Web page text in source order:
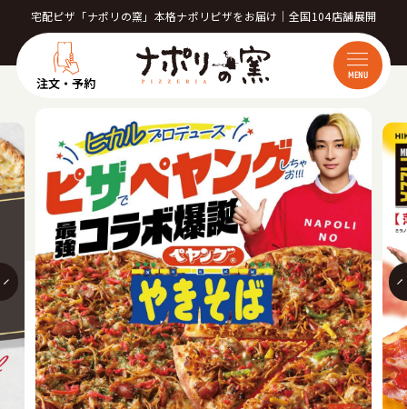
宅配ピザ「ナポリの窯」本格ナポリピザをお届け｜全国104店舗展開
注文・予約 MENU